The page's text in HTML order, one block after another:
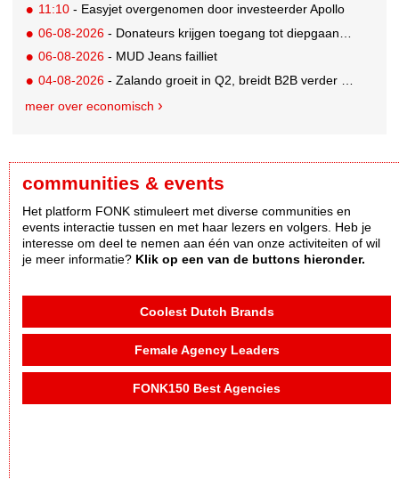
11:10 - Easyjet overgenomen door investeerder Apollo
06-08-2026 - Donateurs krijgen toegang tot diepgaandere informatie over goede doelen
06-08-2026 - MUD Jeans failliet
04-08-2026 - Zalando groeit in Q2, breidt B2B verder uit en innoveert met AI
meer over economisch
communities & events
Het platform FONK stimuleert met diverse communities en
events interactie tussen en met haar lezers en volgers. Heb je
interesse om deel te nemen aan één van onze activiteiten of wil
je meer informatie? Klik op een van de buttons hieronder.
Coolest Dutch Brands
Female Agency Leaders
FONK150 Best Agencies